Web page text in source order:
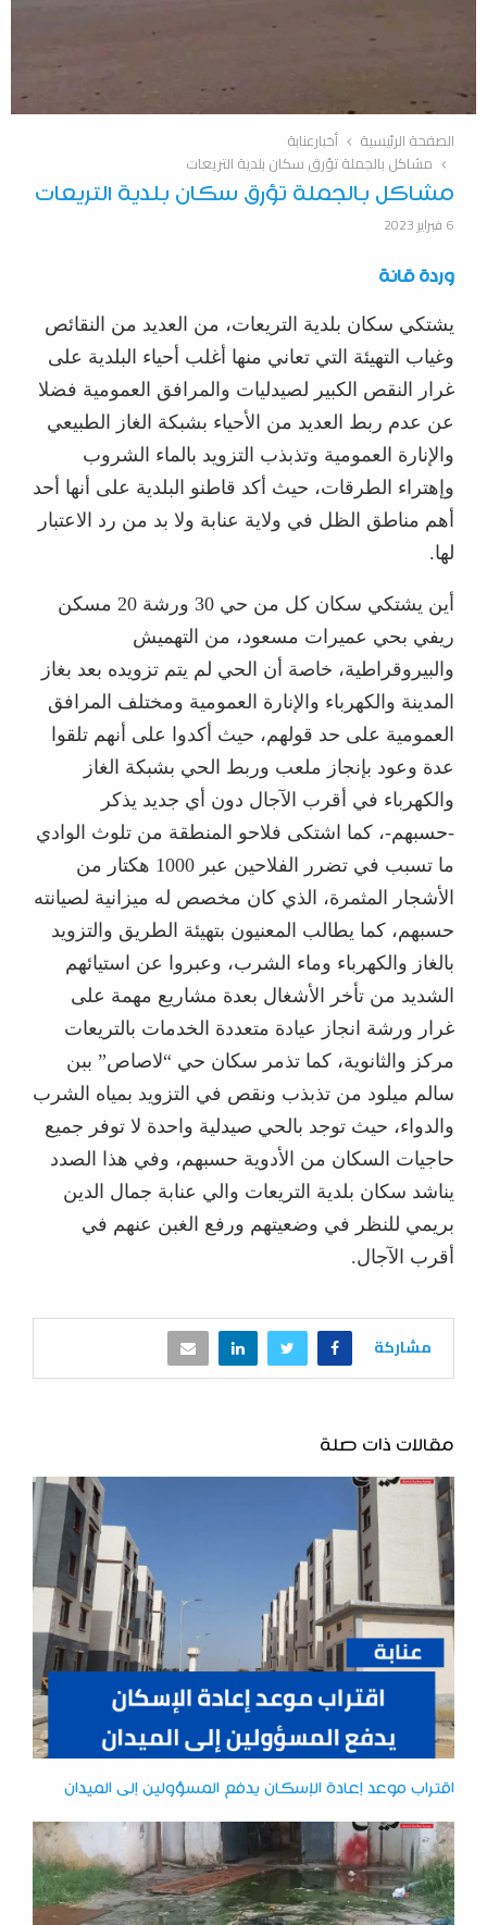
الصفحة الرئيسية
أخبارعنابة
مشاكل بالجملة تؤرق سكان بلدية التريعات
مشاكل بالجملة تؤرق سكان بلدية التريعات
6 فبراير 2023
وردة قانة
يشتكي سكان بلدية التريعات، من العديد من النقائص
وغياب التهيئة التي تعاني منها أغلب أحياء البلدية على
غرار النقص الكبير لصيدليات والمرافق العمومية فضلا
عن عدم ربط العديد من الأحياء بشبكة الغاز الطبيعي
والإنارة العمومية وتذبذب التزويد بالماء الشروب
وإهتراء الطرقات، حيث أكد قاطنو البلدية على أنها أحد
أهم مناطق الظل في ولاية عنابة ولا بد من رد الاعتبار
لها.
أين يشتكي سكان كل من حي 30 ورشة 20 مسكن
ريفي بحي عميرات مسعود، من التهميش
والبيروقراطية، خاصة أن الحي لم يتم تزويده بعد بغاز
المدينة والكهرباء والإنارة العمومية ومختلف المرافق
العمومية على حد قولهم، حيث أكدوا على أنهم تلقوا
عدة وعود بإنجاز ملعب وربط الحي بشبكة الغاز
والكهرباء في أقرب الآجال دون أي جديد يذكر
-حسبهم-، كما اشتكى فلاحو المنطقة من تلوث الوادي
ما تسبب في تضرر الفلاحين عبر 1000 هكتار من
الأشجار المثمرة، الذي كان مخصص له ميزانية لصيانته
حسبهم، كما يطالب المعنيون بتهيئة الطريق والتزويد
بالغاز والكهرباء وماء الشرب، وعبروا عن استيائهم
الشديد من تأخر الأشغال بعدة مشاريع مهمة على
غرار ورشة انجاز عيادة متعددة الخدمات بالتريعات
مركز والثانوية، كما تذمر سكان حي “لاصاص” ببن
سالم ميلود من تذبذب ونقص في التزويد بمياه الشرب
والدواء، حيث توجد بالحي صيدلية واحدة لا توفر جميع
حاجيات السكان من الأدوية حسبهم، وفي هذا الصدد
يناشد سكان بلدية التريعات والي عنابة جمال الدين
بريمي للنظر في وضعيتهم ورفع الغبن عنهم في
أقرب الآجال.
مشاركة
مقالات ذات صلة
اقتراب موعد إعادة الإسكان يدفع المسؤولين إلى الميدان